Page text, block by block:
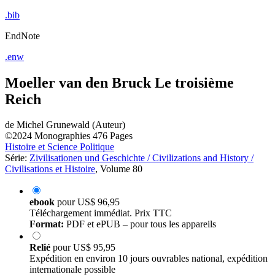
.bib
EndNote
.enw
Moeller van den Bruck Le troisième
Reich
de Michel Grunewald (Auteur)
©2024 Monographies 476 Pages
Histoire et Science Politique
Série: Zivilisationen und Geschichte / Civilizations and History /
Civilisations et Histoire, Volume 80
ebook pourUS$ 96,95
Téléchargement immédiat. Prix TTC
Format: PDF et ePUB – pour tous les appareils
Relié pourUS$ 95,95
Expédition en environ 10 jours ouvrables national, expédition
internationale possible